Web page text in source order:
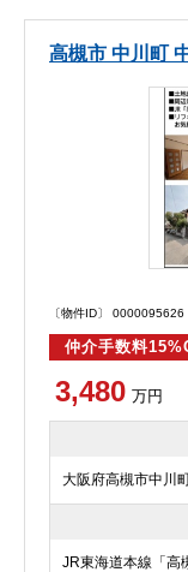
高槻市 中川町
〔物件ID〕 0000095626
仲介手数料
3,480 万円
大阪府高槻市中川
JR東海道本線「